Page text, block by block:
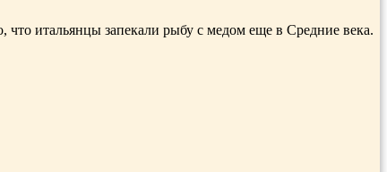
что итальянцы запекали рыбу с медом еще в Средние века.